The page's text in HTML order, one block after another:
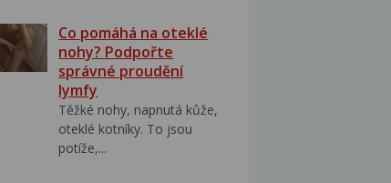
Co pomáhá na oteklé
nohy? Podpořte
správné proudění
lymfy
Těžké nohy, napnutá kůže,
oteklé kotníky. To jsou
potíže,...